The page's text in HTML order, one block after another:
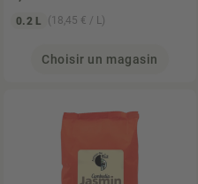
0.2 L (18,45 € / L)
Choisir un magasin